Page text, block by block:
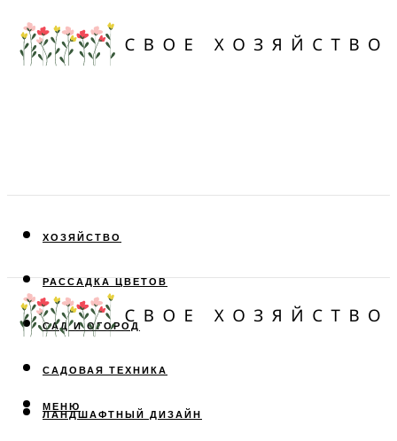
ХОЗЯЙСТВО
РАССАДКА ЦВЕТОВ
САД И ОГОРОД
САДОВАЯ ТЕХНИКА
ЛАНДШАФТНЫЙ ДИЗАЙН
МЕНЮ